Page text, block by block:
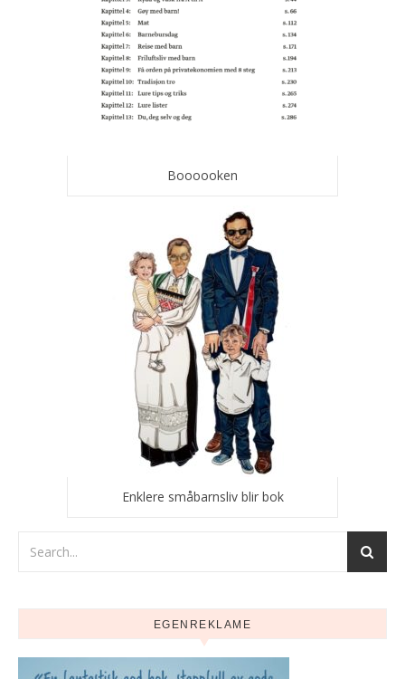
Boooooken
Enklere småbarnsliv blir bok
EGENREKLAME